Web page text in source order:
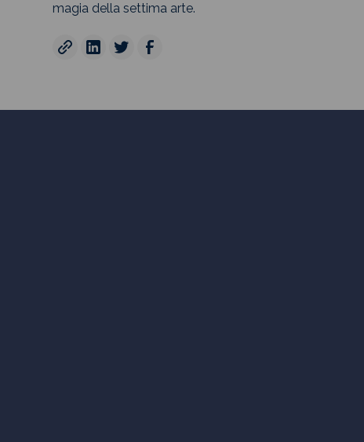
magia della settima arte.